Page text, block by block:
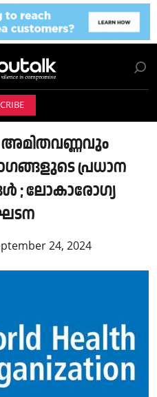
പ്രധാന
; ലോകാരോഗ്യ
24, 2024